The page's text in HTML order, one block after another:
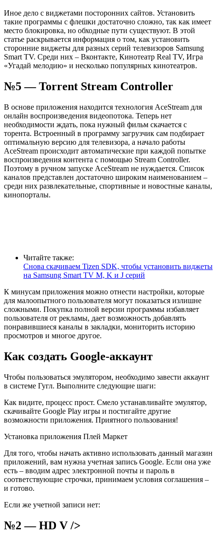
Иное дело с виджетами посторонних сайтов. Установить
такие программы с флешки достаточно сложно, так как имеет
место блокировка, но обходные пути существуют. В этой
статье раскрывается информация о том, как установить
сторонние виджеты для разных серий телевизоров Samsung
Smart TV. Среди них – Вконтакте, Кинотеатр Real TV, Игра
«Угадай мелодию» и несколько популярных кинотеатров.
№5 — Torrent Stream Controller
В основе приложения находится технология AceStream для
онлайн воспроизведения видеопотока. Теперь нет
необходимости ждать, пока нужный фильм скачается с
торента. Встроенный в программу загрузчик сам подбирает
оптимальную версию для телевизора, а начало работы
AceStream происходит автоматические при каждой попытке
воспроизведения контента с помощью Stream Controller.
Поэтому в ручном запуске AceStream не нуждается. Список
каналов представлен достаточно широким наименованием –
среди них развлекательные, спортивные и новостные каналы,
кинопорталы.
Читайте также:
Снова скачиваем Tizen SDK, чтобы установить виджеты
на Samsung Smart TV M, K и J серий
К минусам приложения можно отнести настройки, которые
для малоопытного пользователя могут показаться излишне
сложными. Покупка полной версии программы избавляет
пользователя от рекламы, дает возможность добавлять
понравившиеся каналы в закладки, мониторить историю
просмотров и многое другое.
Как создать Google-аккаунт
Чтобы пользоваться эмулятором, необходимо завести аккаунт
в системе Гугл. Выполните следующие шаги:
Как видите, процесс прост. Смело устанавливайте эмулятор,
скачивайте Google Play игры и постигайте другие
возможности приложения. Приятного пользования!
Установка приложения Плей Маркет
Для того, чтобы начать активно использовать данный магазин
приложений, вам нужна учетная запись Google. Если она уже
есть – вводим адрес электронной почты и пароль в
соответствующие строчки, принимаем условия соглашения –
и готово.
Если же учетной записи нет:
№2 — HD V />